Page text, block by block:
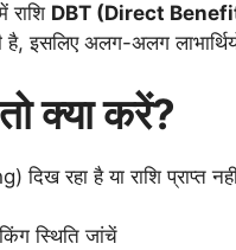
राशि DBT (Direct
है, इसलिए अलग-अलग
क्या करें?
रहा है या राशि प्राप्त
स्थिति जांचें